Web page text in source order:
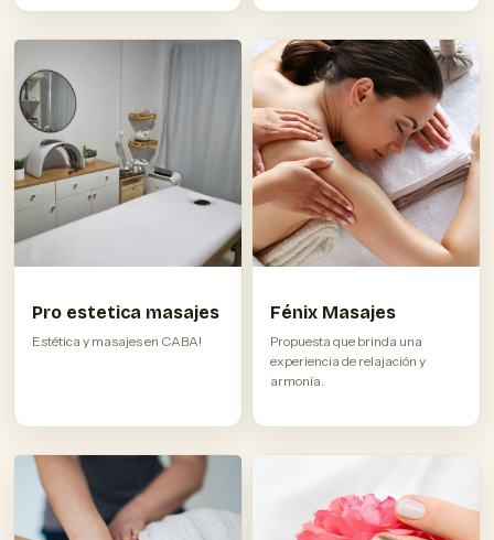
Pro estetica masajes
Estética y masajes en CABA!
Fénix Masajes
Propuesta que brinda una
experiencia de relajación y
armonía.